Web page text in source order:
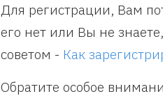
Для регистрации, Вам
его нет или Вы не
советом - Как
Обратите особое